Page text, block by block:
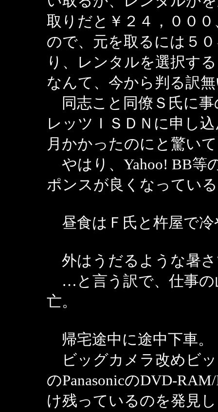
取りだと￥２４，００
ので、元を取るには５
り、レンタルを選択す
なんて、今から判る訳
同志こと同僚Ｓ氏に事
レッツＩＳＤＮに申し
月かかったのにと驚い
やはり、Yahoo! BB等
ポンスが良くなってい
昼食はＦ氏と杵屋で
外はうだるような暑
…と言う訳で、仕事の
亡。
帰宅途中に途中下車。
ビッグカメラ改めビ
のPanasonicのDVD-
け残っているのを発見